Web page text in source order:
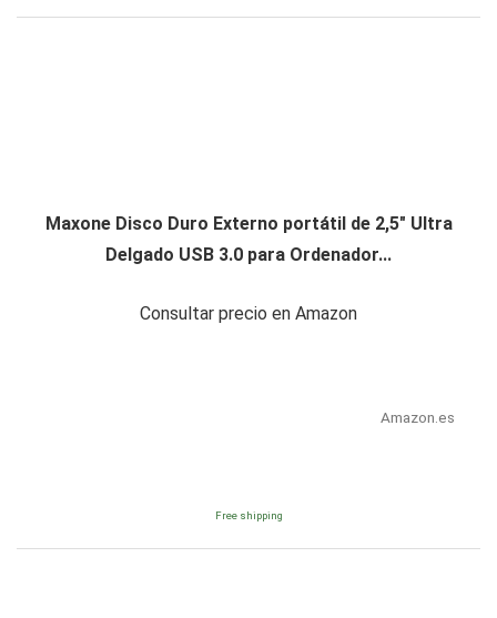
Maxone Disco Duro Externo portátil de 2,5" Ultra
Delgado USB 3.0 para Ordenador...
Consultar precio en Amazon
Amazon.es
Free shipping